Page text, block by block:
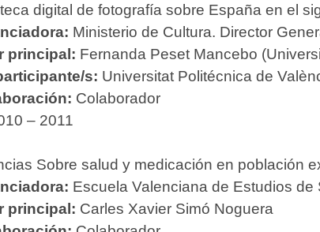
digital de fotografía sobre España en el
Ministerio de Cultura. Director
principal: Fernanda Peset Mancebo
s: Universitat Politécnica de
Colaborador
– 2011
Sobre salud y medicación en población
Escuela Valenciana de Estudios
principal: Carles Xavier Simó Noguera